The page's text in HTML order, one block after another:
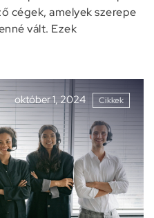
cégek, amelyek szerepe
vált. Ezek
október 1, 2024 Cikkek